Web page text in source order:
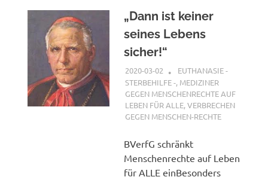
„Dann ist keiner
seines Lebens
sicher!“
2020-03-02 G A
EUTHANASIE -
STERBEHILFE -, MEDIZINER
GEGEN MENSCHENRECHTE AUF
LEBEN FÜR ALLE,VERBRECHEN
GEGEN MENSCHEN-RECHTE
BVerfG schränkt
Menschenrechte auf Leben
für ALLE einBesonders